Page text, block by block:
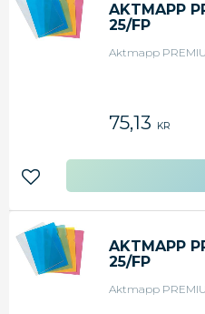
AKTMAPP
25/FP
Aktmapp
75,13 KR
Lägg till i favoriter
AKTMAPP
25/FP
Aktmapp